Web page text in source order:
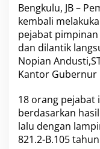
Bengkulu, JB –
kembali
pejabat
dan dilantik
Nopian
Kantor Gubernur
18 orang pejabat
berdasarkan
lalu dengan
821.2-B.105